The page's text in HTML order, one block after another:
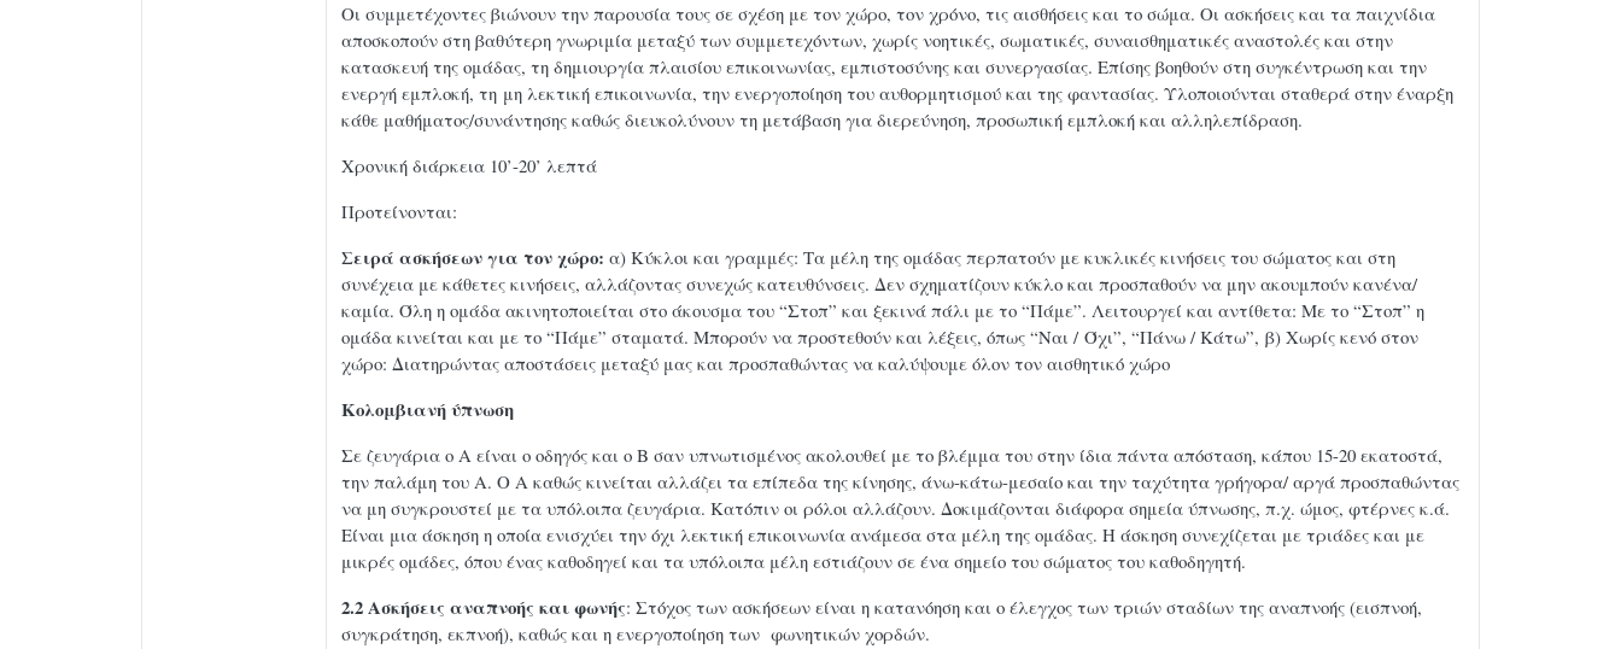
Οι συμμετέχοντες βιώνουν την παρουσία τους σε σχέση με τον χώρο, τον χρόνο, τις αισθήσεις και το σώμα. Οι ασκήσεις και τα παιχνίδια
αποσκοπούν στη βαθύτερη γνωριμία μεταξύ των συμμετεχόντων, χωρίς νοητικές, σωματικές, συναισθηματικές αναστολές και στην
κατασκευή της ομάδας, τη δημιουργία πλαισίου επικοινωνίας, εμπιστοσύνης και συνεργασίας. Επίσης βοηθούν στη συγκέντρωση και την
ενεργή εμπλοκή, τη μη λεκτική επικοινωνία, την ενεργοποίηση του αυθορμητισμού και της φαντασίας. Υλοποιούνται σταθερά στην έναρξη
κάθε μαθήματος/συνάντησης καθώς διευκολύνουν τη μετάβαση για διερεύνηση, προσωπική εμπλοκή και αλληλεπίδραση.
Χρονική διάρκεια 10’-20’ λεπτά
Προτείνονται:
Σειρά ασκήσεων για τον χώρο: α) Κύκλοι και γραμμές: Τα μέλη της ομάδας περπατούν με κυκλικές κινήσεις του σώματος και στη
συνέχεια με κάθετες κινήσεις, αλλάζοντας συνεχώς κατευθύνσεις. Δεν σχηματίζουν κύκλο και προσπαθούν να μην ακουμπούν κανένα/
καμία. Όλη η ομάδα ακινητοποιείται στο άκουσμα του “Στοπ” και ξεκινά πάλι με το “Πάμε”. Λειτουργεί και αντίθετα: Με το “Στοπ” η
ομάδα κινείται και με το “Πάμε” σταματά. Μπορούν να προστεθούν και λέξεις, όπως “Ναι / Όχι”, “Πάνω / Κάτω”, β) Χωρίς κενό στον
χώρο: Διατηρώντας αποστάσεις μεταξύ μας και προσπαθώντας να καλύψουμε όλον τον αισθητικό χώρο
Κολομβιανή ύπνωση
Σε ζευγάρια ο Α είναι ο οδηγός και ο Β σαν υπνωτισμένος ακολουθεί με το βλέμμα του στην ίδια πάντα απόσταση, κάπου 15-20 εκατοστά,
την παλάμη του Α. Ο Α καθώς κινείται αλλάζει τα επίπεδα της κίνησης, άνω-κάτω-μεσαίο και την ταχύτητα γρήγορα/ αργά προσπαθώντας
να μη συγκρουστεί με τα υπόλοιπα ζευγάρια. Κατόπιν οι ρόλοι αλλάζουν. Δοκιμάζονται διάφορα σημεία ύπνωσης, π.χ. ώμος, φτέρνες κ.ά.
Είναι μια άσκηση η οποία ενισχύει την όχι λεκτική επικοινωνία ανάμεσα στα μέλη της ομάδας. Η άσκηση συνεχίζεται με τριάδες και με
μικρές ομάδες, όπου ένας καθοδηγεί και τα υπόλοιπα μέλη εστιάζουν σε ένα σημείο του σώματος του καθοδηγητή.
2.2 Ασκήσεις αναπνοής και φωνής: Στόχος των ασκήσεων είναι η κατανόηση και ο έλεγχος των τριών σταδίων της αναπνοής (εισπνοή,
συγκράτηση, εκπνοή), καθώς και η ενεργοποίηση των φωνητικών χορδών.